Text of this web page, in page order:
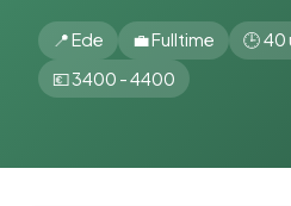
📍 Ede 💼 Fulltime 🕒 40
💶 3400 - 4400